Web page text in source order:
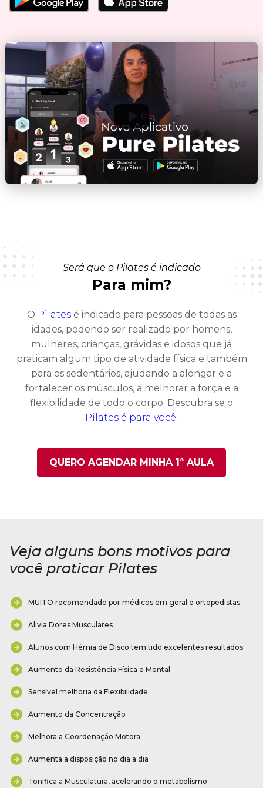
Será que o Pilates é indicado
Para mim?
O Pilatesé indicado para pessoas de todas as
idades, podendo ser realizado por homens,
mulheres, crianças, grávidas e idosos que já
praticam algum tipo de atividade física e também
para os sedentários, ajudando a alongar e a
fortalecer os músculos, a melhorar a força e a
flexibilidade de todo o corpo. Descubra se o
Pilates é para você.
QUERO AGENDAR MINHA 1ª AULA
Veja alguns bons motivos para
você praticar Pilates
MUITO recomendado por médicos em geral e ortopedistas
Alivia Dores Musculares
Alunos com Hérnia de Disco tem tido excelentes resultados
Aumento da Resistência Física e Mental
Sensível melhoria da Flexibilidade
Aumento da Concentração
Melhora a Coordenação Motora
Aumenta a disposição no dia a dia
Tonifica a Musculatura, acelerando o metabolismo